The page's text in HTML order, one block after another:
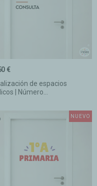
de espacios
| Número...
€
NUEVO